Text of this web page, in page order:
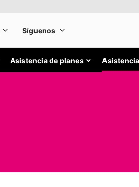
Asistencia de planes